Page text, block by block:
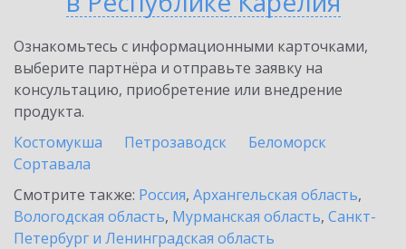
Ознакомьтесь с информационными карточками,
выберите партнёра и отправьте заявку на
консультацию, приобретение или внедрение
продукта.
Костомукша
Петрозаводск
Беломорск
Сортавала
Смотрите также: Россия, Архангельская область,
Вологодская область, Мурманская область, Санкт-
Петербург и Ленинградская область